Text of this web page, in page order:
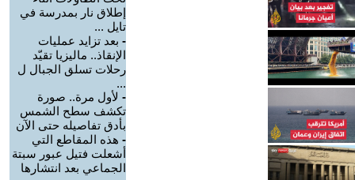
إطلاق نار بمدرسة في
تايل ...
- بعد تزايد عمليات
الإنقاذ.. ماليزيا تقيّد
رحلات تسلق الجبال ل
...
- لأول مرة.. صورة
تكشف سطح الشمس
بأدق تفاصيله حتى الآن
- هذه المقاطع التي
أشعلت فتيل عبور سبتة
الجماعي بعد انتشارها